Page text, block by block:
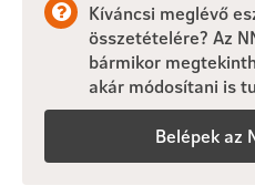
Kíváncsi meglévő
összetételére? Az
bármikor
akár módosítani is
Belépek az